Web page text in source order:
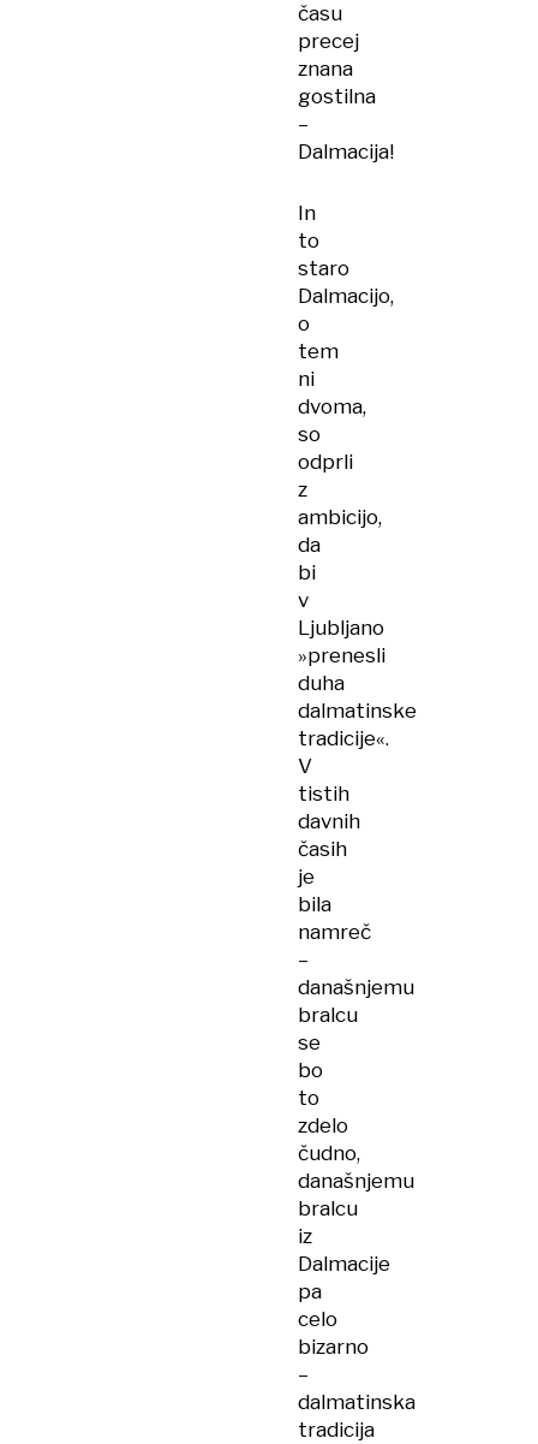
času
precej
znana
gostilna
–
Dalmacija!
In
to
staro
Dalmacijo,
o
tem
ni
dvoma,
so
odprli
z
ambicijo,
da
bi
v
Ljubljano
»prenesli
duha
dalmatinske
tradicije«.
V
tistih
davnih
časih
je
bila
namreč
–
današnjemu
bralcu
se
bo
to
zdelo
čudno,
današnjemu
bralcu
iz
Dalmacije
pa
celo
bizarno
–
dalmatinska
tradicija